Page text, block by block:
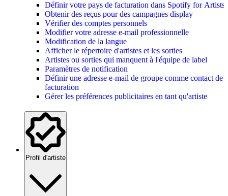
Définir votre pays de facturation dans Spotify for Artists
Obtenir des reçus pour des campagnes display
Vérifier des comptes personnels
Modifier votre adresse e-mail professionnelle
Modification de la langue
Afficher le répertoire d'artistes et les sorties
Artistes ou sorties qui manquent à l'équipe de label
Paramètres de notification
Définir une adresse e-mail de groupe comme contact de
facturation
Gérer les préférences publicitaires en tant qu'artiste
Profil d'artiste